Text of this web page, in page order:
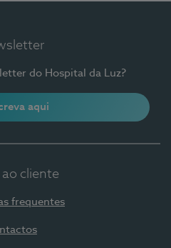
do Hospital da Luz?
aqui
cliente
frequentes